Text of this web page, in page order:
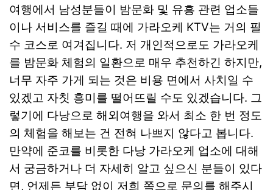
여행에서 남성분들이 밤문화 및 유흥 관련 업소들
이나 서비스를 즐길 때에 가라오케 KTV는 거의 필
수 코스로 여겨집니다. 저 개인적으로도 가라오케
를 밤문화 체험의 일환으로 매우 추천하긴 하지만,
너무 자주 가게 되는 것은 비용 면에서 사치일 수
있겠고 자칫 흥미를 떨어뜨릴 수도 있겠습니다. 그
렇기에 다낭으로 해외여행을 와서 최소 한 번 정도
의 체험을 해보는 건 전혀 나쁘지 않다고 봅니다.
만약에 준코를 비롯한 다낭 가라오케 업소에 대해
서 궁금하거나 더 자세히 알고 싶으신 분들이 있다
면, 언제든 부담 없이 저희 쪽으로 문의를 해주시